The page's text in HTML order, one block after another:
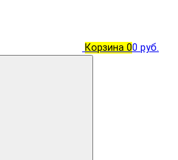
Корзина 00 руб.